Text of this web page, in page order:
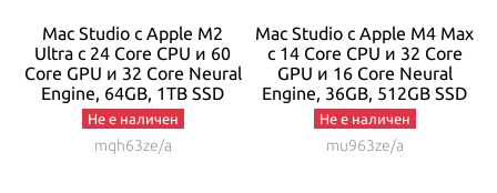
Mac Studio с Apple M2
Ultra с 24 Core CPU и 60
Core GPU и 32 Core Neural
Engine, 64GB, 1TB SSD
Не е наличен
mqh63ze/a
Mac Studio с Apple M4 Max
с 14 Core CPU и 32 Core
GPU и 16 Core Neural
Engine, 36GB, 512GB SSD
Не е наличен
mu963ze/a